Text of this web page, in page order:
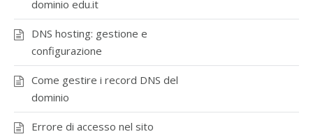
dominio edu.it
DNS hosting: gestione e
configurazione
Come gestire i record DNS del
dominio
Errore di accesso nel sito